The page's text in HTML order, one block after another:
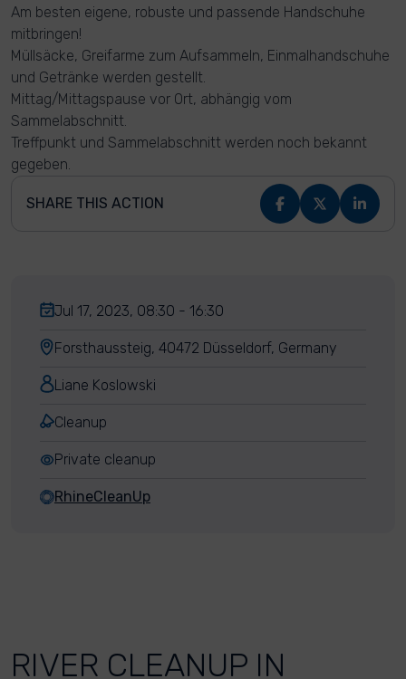
Am besten eigene, robuste und passende Handschuhe
mitbringen!
Müllsäcke, Greifarme zum Aufsammeln, Einmalhandschuhe
und Getränke werden gestellt.
Mittag/Mittagspause vor Ort, abhängig vom
Sammelabschnitt.
Treffpunkt und Sammelabschnitt werden noch bekannt
gegeben.
SHARE THIS ACTION
Jul 17, 2023, 08:30 - 16:30
Forsthaussteig, 40472 Düsseldorf, Germany
Liane Koslowski
Cleanup
Private cleanup
RhineCleanUp
RIVER CLEANUP IN